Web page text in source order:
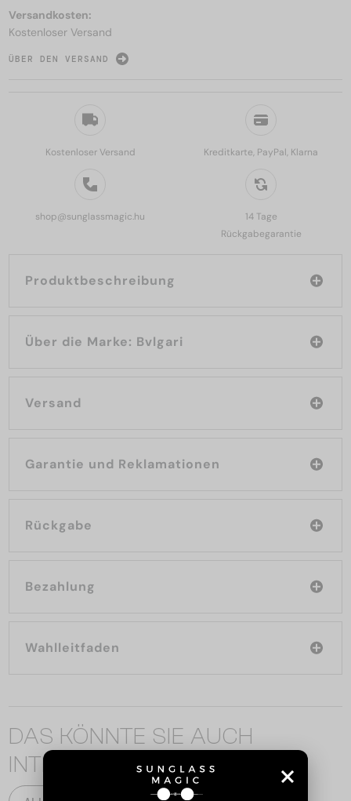
Kostenloser Versand Kreditkarte, PayPal, Klarna
shop@sunglassmagic.hu
14 Tage
Rückgabegarantie
Produktbeschreibung
Über die Marke: Bvlgari
Versand
Garantie und Reklamationen
Rückgabe
Bezahlung
Wahlleitfaden
Versandkosten:
Kostenloser Versand
ÜBER DEN VERSAND
DAS KÖNNTE SIE AUCH
INTERESSIEREN